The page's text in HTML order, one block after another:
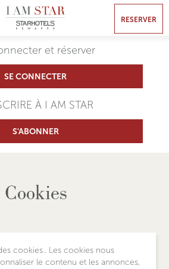
RESERVER
et réserver
SE CONNECTER
À I AM STAR
S'ABONNER
Cookies
cookies.. Les cookies nous
le contenu et les annonces,